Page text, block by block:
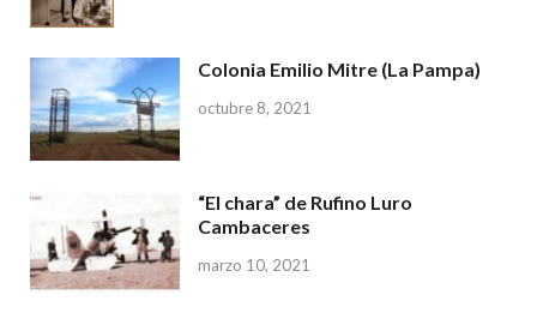
Colonia Emilio Mitre (La Pampa)
octubre 8, 2021
“El chara” de Rufino Luro
Cambaceres
marzo 10, 2021